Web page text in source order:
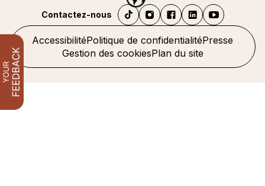
AccessibilitéPolitique de confidentialitéPresse
Gestion des cookiesPlan du site
Contactez-nous